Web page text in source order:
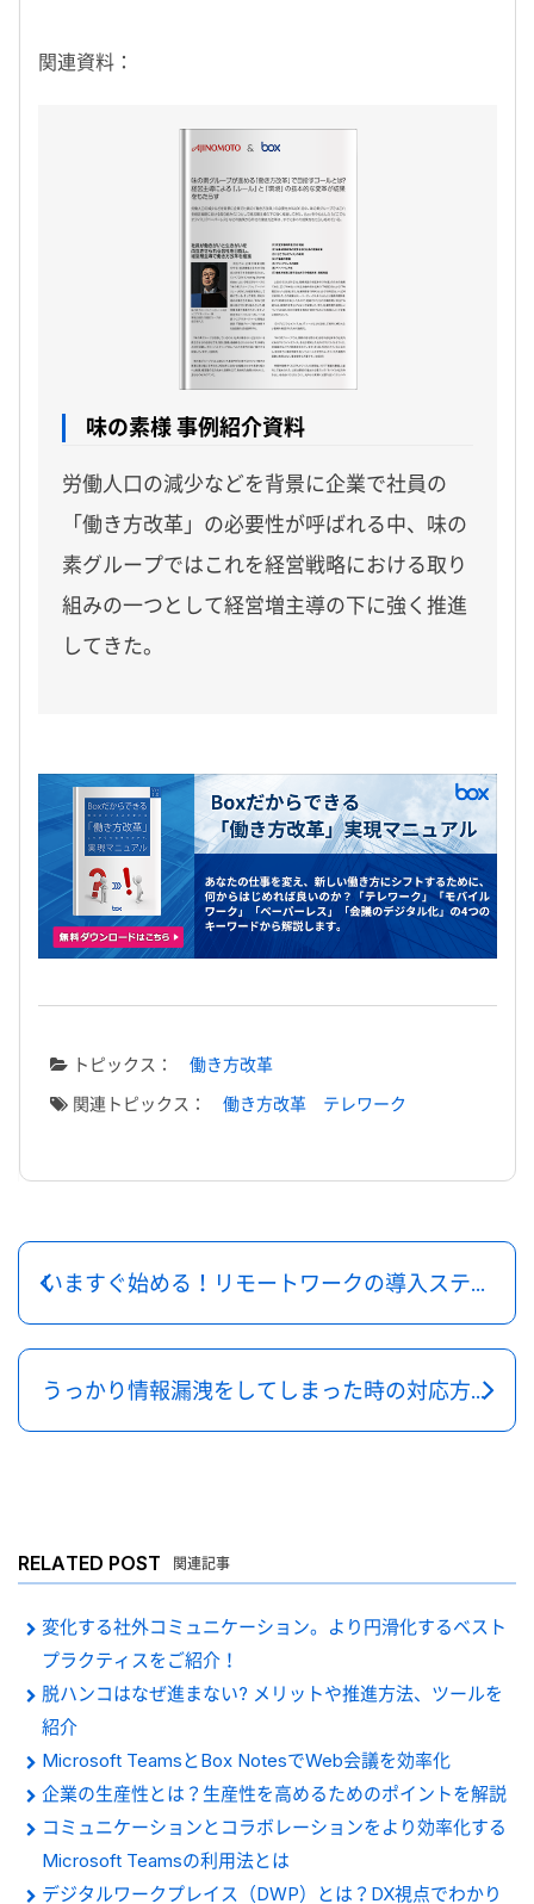
関連資料：
味の素様 事例紹介資料
労働人口の減少などを背景に企業で社員の
「働き方改革」の必要性が呼ばれる中、味の
素グループではこれを経営戦略における取り
組みの一つとして経営増主導の下に強く推進
してきた。
トピックス：
働き方改革
関連トピックス：
働き方改革 テレワーク
いますぐ始める！リモートワークの導入ステップを解説
うっかり情報漏洩をしてしまった時の対応方法について
RELATED POST 関連記事
変化する社外コミュニケーション。より円滑化するベスト
プラクティスをご紹介！
脱ハンコはなぜ進まない? メリットや推進方法、ツールを
紹介
Microsoft TeamsとBox NotesでWeb会議を効率化
企業の生産性とは？生産性を高めるためのポイントを解説
コミュニケーションとコラボレーションをより効率化する
Microsoft Teamsの利用法とは
デジタルワークプレイス（DWP）とは？DX視点でわかり